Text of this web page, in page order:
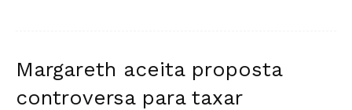
Margareth aceita proposta
controversa para taxar